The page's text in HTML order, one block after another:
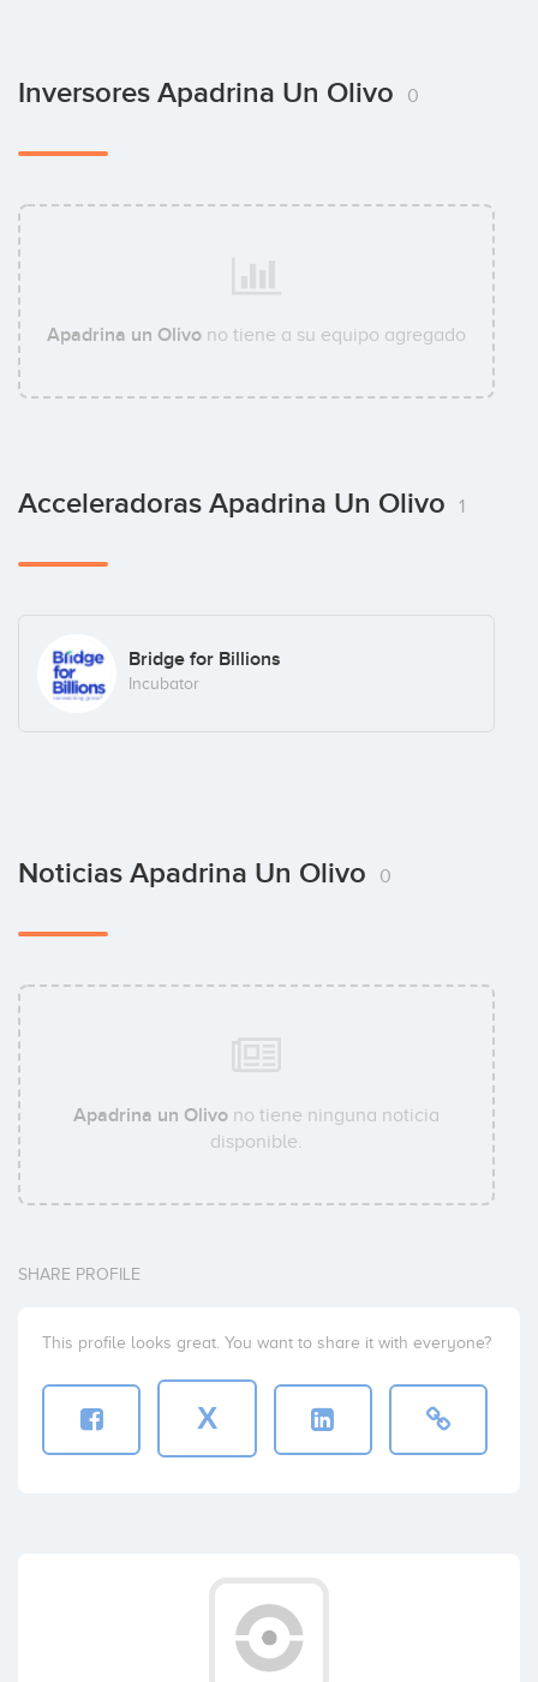
Inversores Apadrina Un Olivo 0
Apadrina un Olivo no tiene a su equipo agregado
Acceleradoras Apadrina Un Olivo 1
Bridge for Billions
Incubator
Noticias Apadrina Un Olivo 0
Apadrina un Olivo no tiene ninguna noticia
disponible.
SHARE PROFILE
This profile looks great. You want to share it with everyone?
X